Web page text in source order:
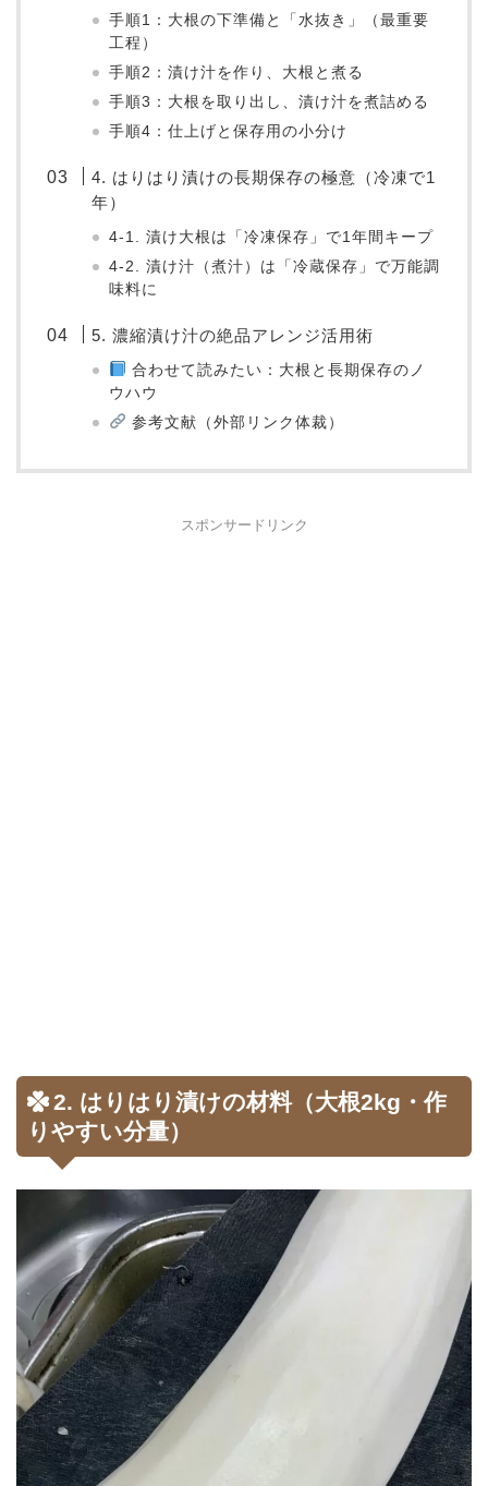
手順1：大根の下準備と「水抜き」（最重要
工程）
手順2：漬け汁を作り、大根と煮る
手順3：大根を取り出し、漬け汁を煮詰める
手順4：仕上げと保存用の小分け
4. はりはり漬けの長期保存の極意（冷凍で1
年）
4-1. 漬け大根は「冷凍保存」で1年間キープ
4-2. 漬け汁（煮汁）は「冷蔵保存」で万能調
味料に
5. 濃縮漬け汁の絶品アレンジ活用術
合わせて読みたい：大根と長期保存のノ
ウハウ
参考文献（外部リンク体裁）
スポンサードリンク
2. はりはり漬けの材料（大根2kg・作
りやすい分量）